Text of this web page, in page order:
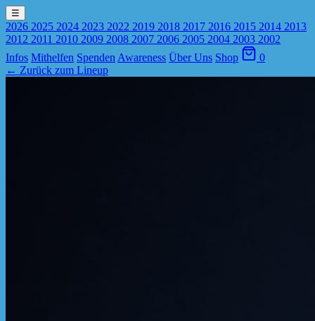
☰
2026 2025 2024 2023 2022 2019 2018 2017 2016 2015 2014 2013
2012 2011 2010 2009 2008 2007 2006 2005 2004 2003 2002
Infos Mithelfen Spenden Awareness Über Uns Shop
0
← Zurück zum Lineup